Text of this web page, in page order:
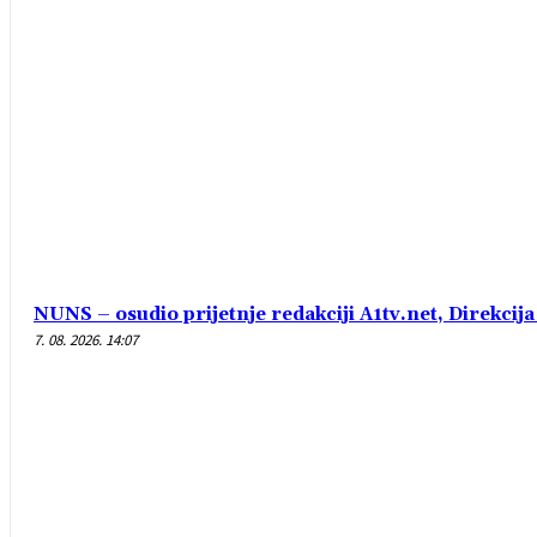
NUNS – osudio prijetnje redakciji A1tv.net,
7. 08. 2026. 14:07